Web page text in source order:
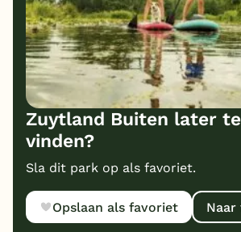
Zuytland Buiten later
vinden?
Sla dit park op als favoriet.
Opslaan als favoriet Naar